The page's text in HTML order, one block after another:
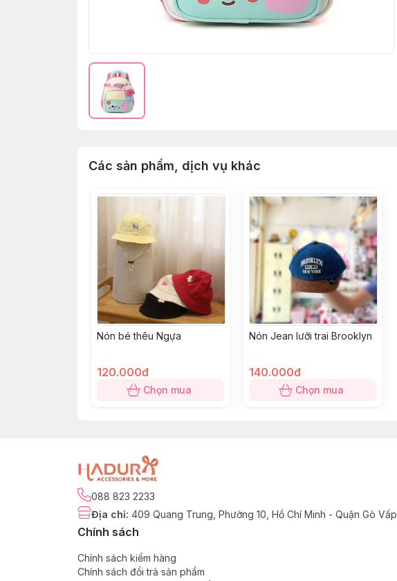
Các sản phẩm, dịch vụ khác
Nón bé thêu Ngựa
120.000đ
Chọn mua
Nón Jean lưỡi trai Brooklyn
140.000đ
Chọn mua
088 823 2233
Địa chỉ: 409 Quang Trung, Phường 10, Hồ Chí Minh - Quận Gò Vấp
Chính sách
Chính sách kiểm hàng
Chính sách đổi trả sản phẩm